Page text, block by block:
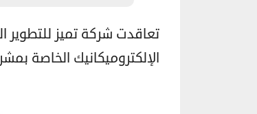
تعاقدت شركة تميز للتطوير
الإلكتروميكانيك الخاصة بمشروع